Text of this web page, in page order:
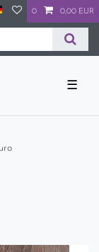
0 0,00 EUR
☰